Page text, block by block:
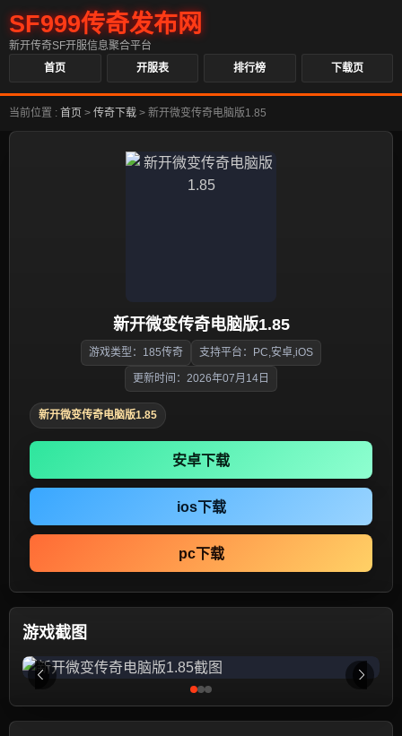
SF999传奇发布网
新开传奇SF开服信息聚合平台
首页
开服表 排行榜 下载页
当前位置 : 首页 > 传奇下载 > 新开微变传奇电脑版1.85
新开微变传奇电脑版1.85
游戏类型：185传奇 支持平台：PC,安卓,iOS
更新时间：2026年07月14日
新开微变传奇电脑版1.85
安卓下载
ios下载
pc下载
游戏截图